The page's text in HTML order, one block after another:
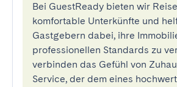
Bei GuestReady bieten wir
komfortable Unterkünfte und
Gastgebern dabei, ihre
professionellen Standards zu
verbinden das Gefühl von
Service, der dem eines